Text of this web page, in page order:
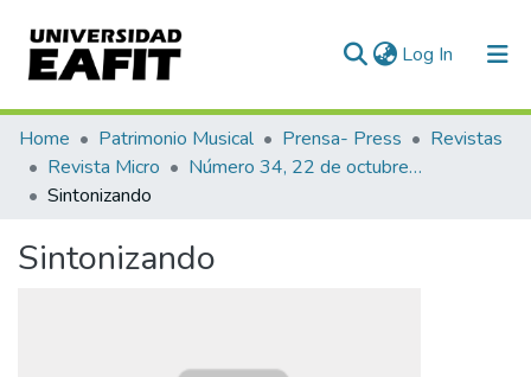
Log In (current)
Communities & Collections
All of DSpace
Home Patrimonio Musical Prensa- Press
Revistas
Revista Micro
Número 34, 22 de octubre de 1940
Sintonizando
Sintonizando